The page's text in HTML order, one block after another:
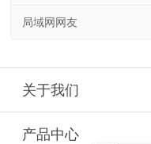
局域网网友
关于我们
产品中心